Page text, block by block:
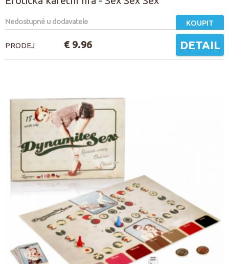
Nedostupné u dodavatele KOUPIT
PRODEJ € 9.96 DETAIL